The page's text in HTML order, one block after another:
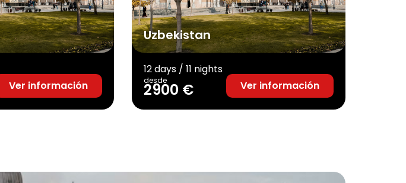
Ver información
Uzbekistan
12 days / 11 nights
desde
2900 € Ver información